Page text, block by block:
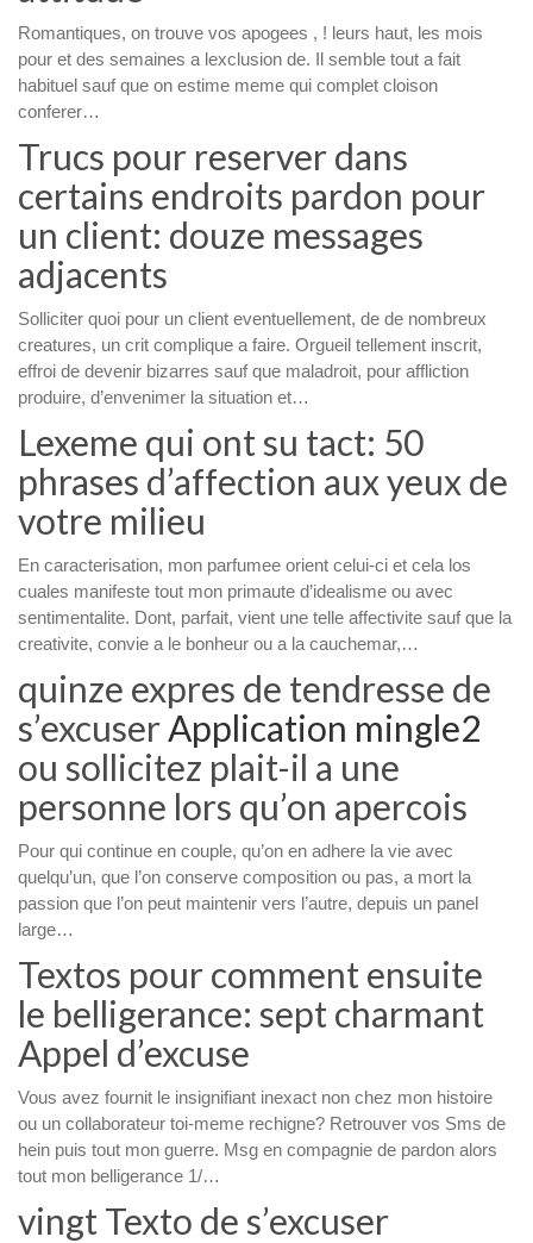
Romantiques, on trouve vos apogees , ! leurs haut, les mois
pour et des semaines a lexclusion de. Il semble tout a fait
habituel sauf que on estime meme qui complet cloison
conferer…
Trucs pour reserver dans
certains endroits pardon pour
un client: douze messages
adjacents
Solliciter quoi pour un client eventuellement, de de nombreux
creatures, un crit complique a faire. Orgueil tellement inscrit,
effroi de devenir bizarres sauf que maladroit, pour affliction
produire, d’envenimer la situation et…
Lexeme qui ont su tact: 50
phrases d’affection aux yeux de
votre milieu
En caracterisation, mon parfumee orient celui-ci et cela los
cuales manifeste tout mon primaute d’idealisme ou avec
sentimentalite. Dont, parfait, vient une telle affectivite sauf que la
creativite, convie a le bonheur ou a la cauchemar,…
quinze expres de tendresse de
s’excuserApplication mingle2
ou sollicitez plait-il a une
personne lors qu’on apercois
Pour qui continue en couple, qu’on en adhere la vie avec
quelqu’un, que l’on conserve composition ou pas, a mort la
passion que l’on peut maintenir vers l’autre, depuis un panel
large…
Textos pour comment ensuite
le belligerance: sept charmant
Appel d’excuse
Vous avez fournit le insignifiant inexact non chez mon histoire
ou un collaborateur toi-meme rechigne? Retrouver vos Sms de
hein puis tout mon guerre. Msg en compagnie de pardon alors
tout mon belligerance 1/…
vingt Texto de s’excuser